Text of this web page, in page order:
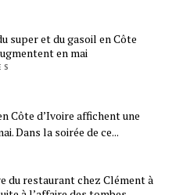
super et du gasoil en Côte
en mai
S
Côte d’Ivoire affichent une
Dans la soirée de ce...
du restaurant chez Clément à